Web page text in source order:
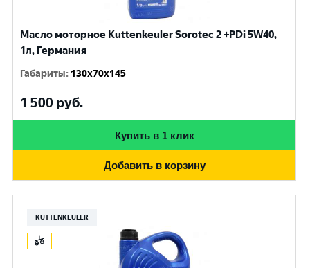
Масло моторное Kuttenkeuler Sorotec 2 +PDi 5W40,
1л, Германия
Габариты: 130x70x145
1 500 руб.
Купить в 1 клик
Добавить в корзину
KUTTENKEULER